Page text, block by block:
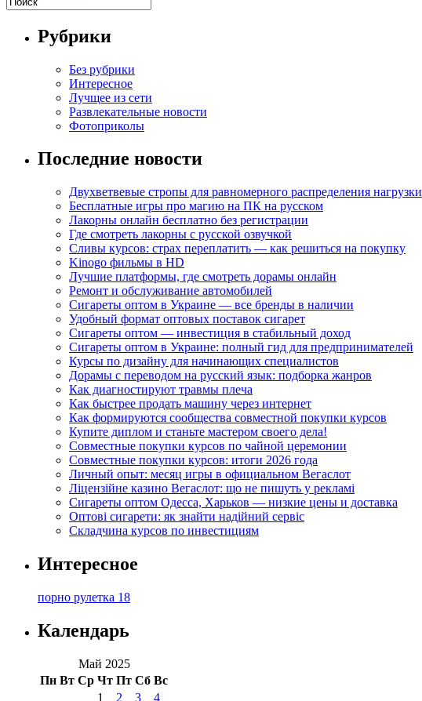
Рубрики
Без рубрики
Интересное
Лучщее из сети
Развлекательные новости
Фотоприколы
Последние новости
Двухветвевые стропы для равномерного распределения нагрузки
Бесплатные игры про магию на ПК на русском
Лакорны онлайн бесплатно без регистрации
Где смотреть лакорны с русской озвучкой
Сливы курсов: страх переплатить — как решиться на покупку
Kinogo фильмы в HD
Лучшие платформы, где смотреть дорамы онлайн
Ремонт и обслуживание автомобилей
Сигареты оптом в Украине — все бренды в наличии
Удобный формат оптовых поставок сигарет
Сигареты оптом — инвестиция в стабильный доход
Сигареты оптом в Украине: полный гид для предпринимателей
Курсы по дизайну для начинающих специалистов
Дорамы с переводом на русский язык: подборка жанров
Как диагностируют травмы плеча
Как быстрее продать машину через интернет
Как формируются сообщества совместной покупки курсов
Купите диплом и станьте мастером своего дела!
Совместные покупки курсов по чайной церемонии
Совместные покупки курсов: итоги 2026 года
Личный опыт: месяц игры в официальном Вегаслот
Ліцензійне казино Вегаслот: що не пишуть у рекламі
Сигареты оптом Одесса, Харьков — низкие цены и доставка
Оптові сигарети: як знайти надійний сервіс
Складчина курсов по инвестициям
Интересное
порно рулетка 18
Календарь
Май 2025
Пн Вт Ср Чт Пт Сб Вс
1
2 3 4